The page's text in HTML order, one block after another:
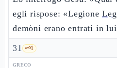
egli rispose: «Legione
demòni erano entrati in
31 🗝️1
GRECO